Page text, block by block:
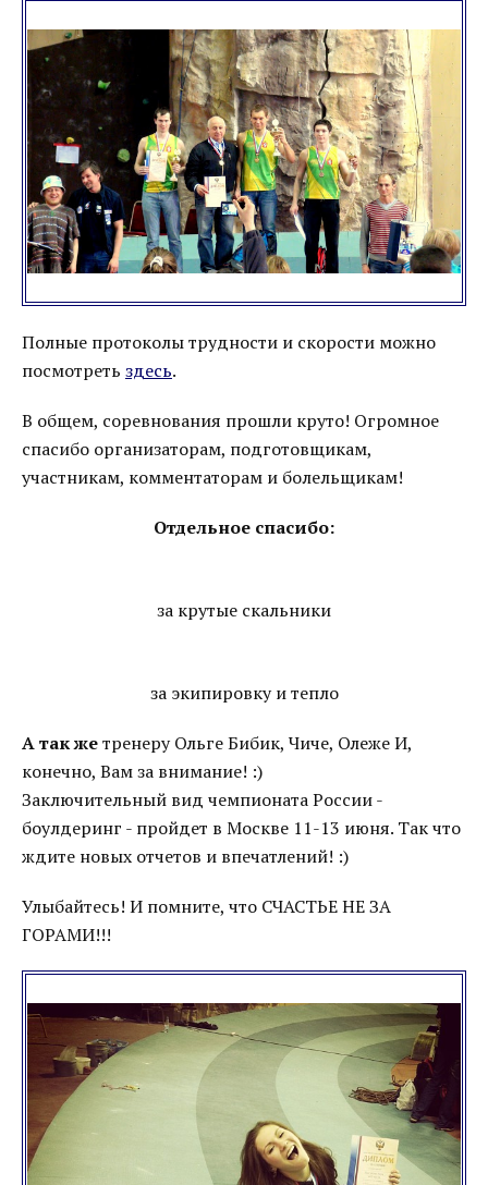
Полные протоколы трудности и скорости можно
посмотреть здесь.
В общем, соревнования прошли круто! Огромное
спасибо организаторам, подготовщикам,
участникам, комментаторам и болельщикам!
Отдельное спасибо:
за крутые скальники
за экипировку и тепло
А так жетренеру Ольге Бибик, Чиче, Олеже И,
конечно, Вам за внимание! :)
Заключительный вид чемпионата России -
боулдеринг - пройдет в Москве 11-13 июня. Так что
ждите новых отчетов и впечатлений! :)
Улыбайтесь! И помните, что СЧАСТЬЕ НЕ ЗА
ГОРАМИ!!!